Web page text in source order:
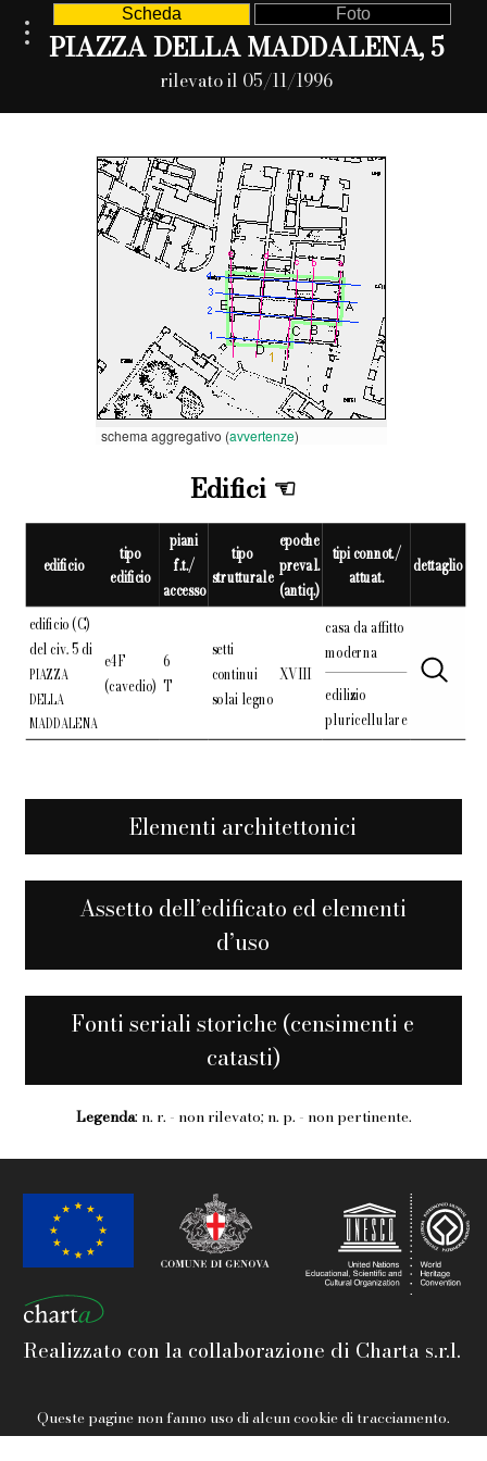
Scheda Foto
PIAZZA DELLA MADDALENA, 5
rilevato il 05/11/1996
schema aggregativo (avvertenze)
Edifici
edificio
tipo
edificio
piani
f.t./
accesso
tipo
strutturale
epoche
preval.
(antiq.)
tipi connot./
attuat.
dettaglio
edificio (C)
del civ. 5 di
PIAZZA
DELLA
MADDALENA
e4F
(cavedio)
6
T
setti
continui
solai legno
XVIII
casa da affitto
moderna
edilizio
pluricellulare
Elementi architettonici
Assetto dell’edificato ed elementi
d’uso
Fonti seriali storiche (censimenti e
catasti)
Legenda: n. r. - non rilevato; n. p. - non pertinente.
Realizzato con la collaborazione di Charta s.r.l.
Queste pagine non fanno uso di alcun cookie di tracciamento.